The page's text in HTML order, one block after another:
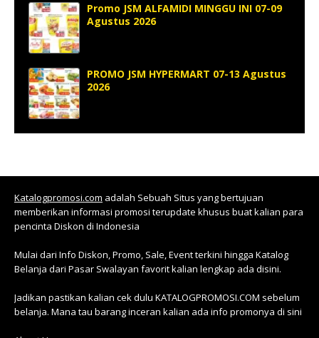
Promo JSM ALFAMIDI MINGGU INI 07-09
Agustus 2026
PROMO JSM HYPERMART 07-13 Agustus
2026
Katalogpromosi.com adalah Sebuah Situs yang bertujuan
memberikan informasi promosi terupdate khusus buat kalian para
pencinta Diskon di Indonesia
Mulai dari Info Diskon, Promo, Sale, Event terkini hingga Katalog
Belanja dari Pasar Swalayan favorit kalian lengkap ada disini.
Jadikan pastikan kalian cek dulu KATALOGPROMOSI.COM sebelum
belanja. Mana tau barang inceran kalian ada info promonya di sini